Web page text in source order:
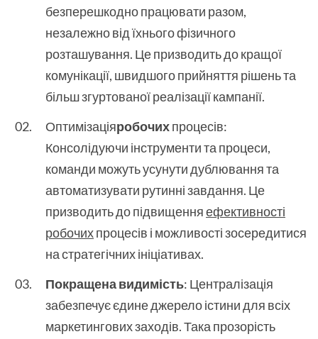
безперешкодно працювати разом,
незалежно від їхнього фізичного
розташування. Це призводить до кращої
комунікації, швидшого прийняття рішень та
більш згуртованої реалізації кампанії.
Оптимізаціяробочихпроцесів:
Консолідуючи інструменти та процеси,
команди можуть усунути дублювання та
автоматизувати рутинні завдання. Це
призводить до підвищенняефективності
робочихпроцесів і можливості зосередитися
на стратегічних ініціативах.
Покращена видимість: Централізація
забезпечує єдине джерело істини для всіх
маркетингових заходів. Така прозорість